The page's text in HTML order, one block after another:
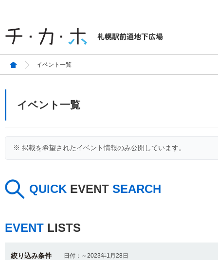
イベント一覧
イベント一覧
※ 掲載を希望されたイベント情報のみ公開しています。
QUICK EVENT SEARCH
EVENT LISTS
絞り込み条件 日付：～2023年1月28日